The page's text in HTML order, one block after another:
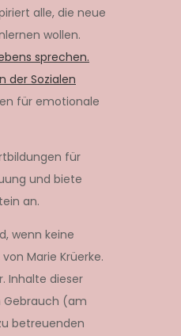
alle, die neue
wollen.
sprechen.
der Sozialen
für emotionale
für
und biete
an.
wenn keine
Marie Krüerke.
Inhalte dieser
Gebrauch (am
betreuenden